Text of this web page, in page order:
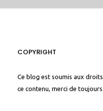
COPYRIGHT
Ce blog est soumis aux
ce contenu, merci de